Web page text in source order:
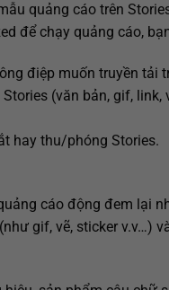
quảng cáo trên
để chạy quảng cáo,
điệp muốn truyền tải
(văn bản, gif,
hay thu/phóng Stories.
cáo động đem lại
gif, vẽ, sticker v.v…)